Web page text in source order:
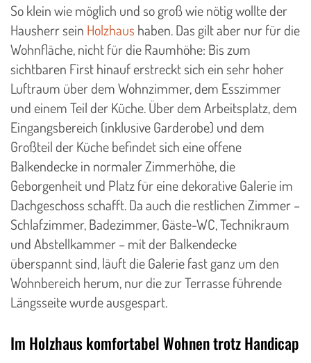
So klein wie möglich und so groß wie nötig wollte der
Hausherr sein Holzhaus haben. Das gilt aber nur für die
Wohnfläche, nicht für die Raumhöhe: Bis zum
sichtbaren First hinauf erstreckt sich ein sehr hoher
Luftraum über dem Wohnzimmer, dem Esszimmer
und einem Teil der Küche. Über dem Arbeitsplatz, dem
Eingangsbereich (inklusive Garderobe) und dem
Großteil der Küche befindet sich eine offene
Balkendecke in normaler Zimmerhöhe, die
Geborgenheit und Platz für eine dekorative Galerie im
Dachgeschoss schafft. Da auch die restlichen Zimmer –
Schlafzimmer, Badezimmer, Gäste-WC, Technikraum
und Abstellkammer – mit der Balkendecke
überspannt sind, läuft die Galerie fast ganz um den
Wohnbereich herum, nur die zur Terrasse führende
Längsseite wurde ausgespart.
Im Holzhaus komfortabel Wohnen trotz Handicap